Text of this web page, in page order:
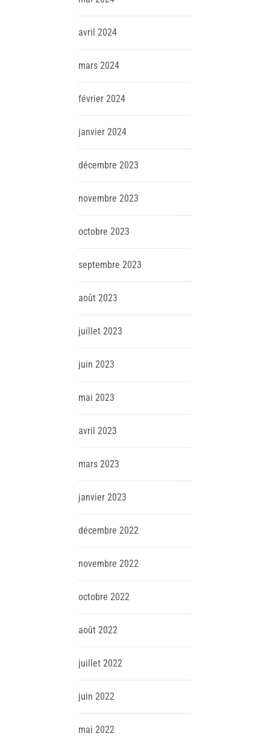
avril 2024
mars 2024
février 2024
janvier 2024
décembre 2023
novembre 2023
octobre 2023
septembre 2023
août 2023
juillet 2023
juin 2023
mai 2023
avril 2023
mars 2023
janvier 2023
décembre 2022
novembre 2022
octobre 2022
août 2022
juillet 2022
juin 2022
mai 2022